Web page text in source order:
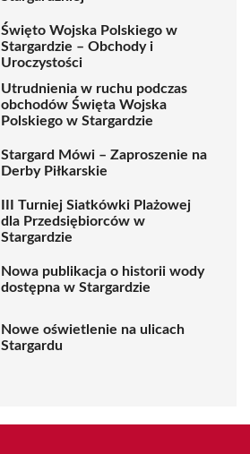
Święto Wojska Polskiego w
Stargardzie – Obchody i
Uroczystości
Utrudnienia w ruchu podczas
obchodów Święta Wojska
Polskiego w Stargardzie
Stargard Mówi – Zaproszenie na
Derby Piłkarskie
III Turniej Siatkówki Plażowej
dla Przedsiębiorców w
Stargardzie
Nowa publikacja o historii wody
dostępna w Stargardzie
Nowe oświetlenie na ulicach
Stargardu